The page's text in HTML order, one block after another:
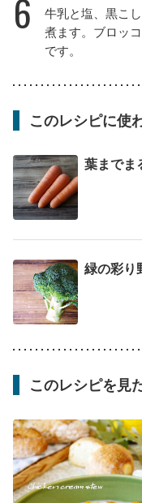
6
牛乳と塩、黒こ
煮ます。ブロッ
です。
このレシピに使
葉までま
緑の彩り
このレシピを見